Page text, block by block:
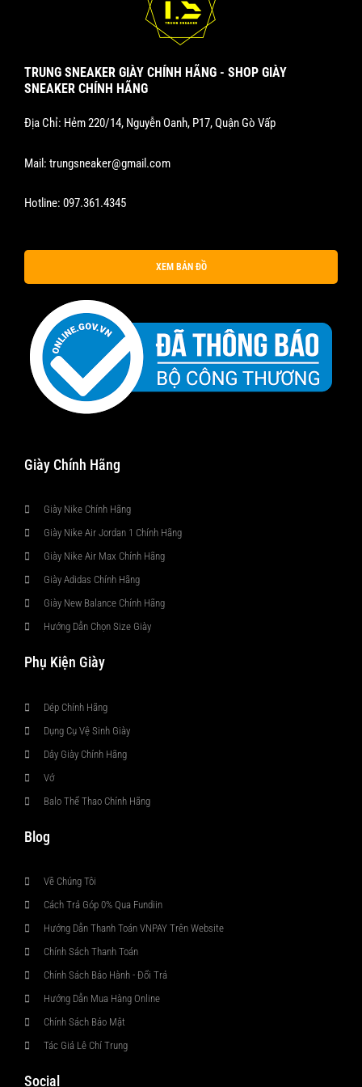
TRUNG SNEAKER GIÀY CHÍNH HÃNG - SHOP GIÀY
SNEAKER CHÍNH HÃNG
Địa Chỉ: Hẻm 220/14, Nguyễn Oanh, P17, Quận Gò Vấp
Mail: trungsneaker@gmail.com
Hotline: 097.361.4345
XEM BẢN ĐỒ
Giày Chính Hãng
Giày Nike Chính Hãng
Giày Nike Air Jordan 1 Chính Hãng
Giày Nike Air Max Chính Hãng
Giày Adidas Chính Hãng
Giày New Balance Chính Hãng
Hướng Dẫn Chọn Size Giày
Phụ Kiện Giày
Dép Chính Hãng
Dụng Cụ Vệ Sinh Giày
Dây Giày Chính Hãng
Vớ
Balo Thể Thao Chính Hãng
Blog
Về Chúng Tôi
Cách Trả Góp 0% Qua Fundiin
Hướng Dẫn Thanh Toán VNPAY Trên Website
Chính Sách Thanh Toán
Chính Sách Bảo Hành - Đổi Trả
Hướng Dẫn Mua Hàng Online
Chính Sách Bảo Mật
Tác Giả Lê Chí Trung
Social